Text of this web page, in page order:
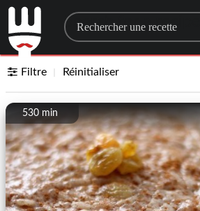
Search for a recipe
Filtre Réinitialiser
530 min